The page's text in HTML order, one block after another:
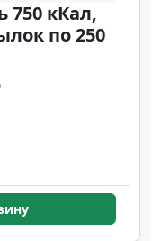
750 кКал,
по 250